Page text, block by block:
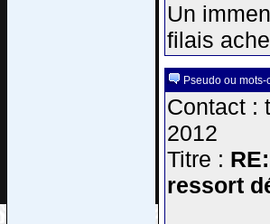
Un
filais
Pseudo ou
Contact :
2012
Titre :
ressort